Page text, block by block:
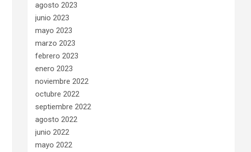
agosto 2023
junio 2023
mayo 2023
marzo 2023
febrero 2023
enero 2023
noviembre 2022
octubre 2022
septiembre 2022
agosto 2022
junio 2022
mayo 2022